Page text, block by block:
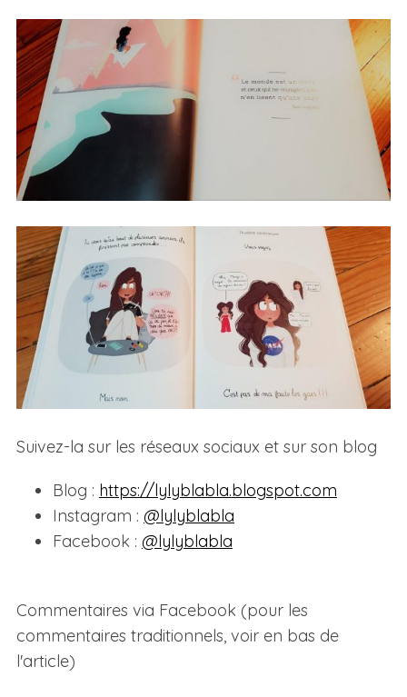
Suivez-la sur les réseaux sociaux et sur son blog
Blog : https://lylyblabla.blogspot.com
Instagram : @lylyblabla
Facebook : @lylyblabla
Commentaires via Facebook (pour les
commentaires traditionnels, voir en bas de
l'article)